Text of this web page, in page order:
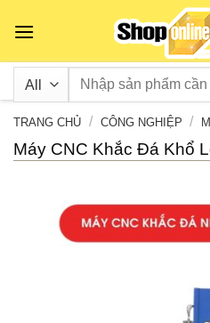
TRANG CHỦ / CÔNG NGHIỆP /
Máy CNC Khắc Đá Khổ